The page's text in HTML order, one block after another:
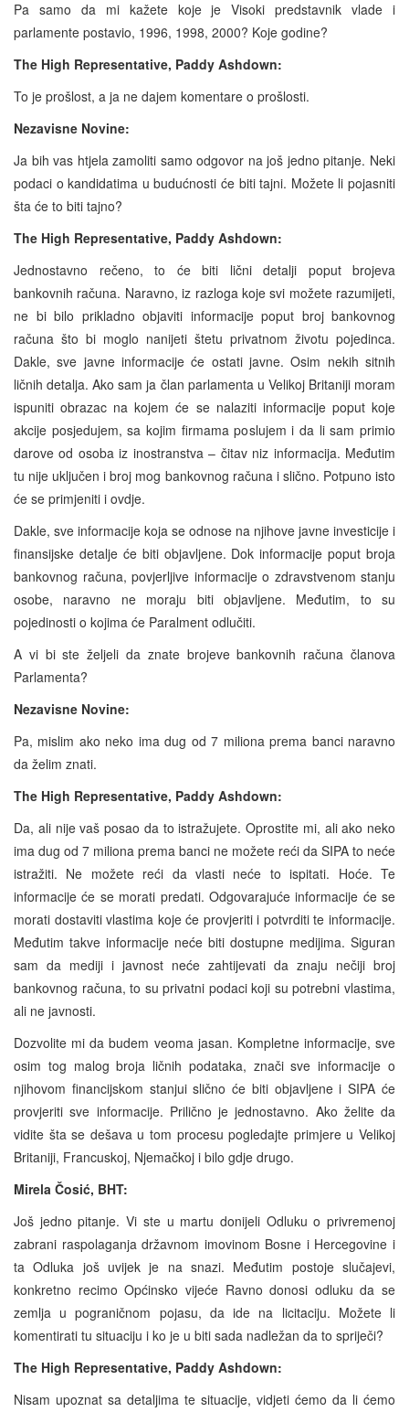
Pa samo da mi kažete koje je Visoki predstavnik vlade i
parlamente postavio, 1996, 1998, 2000? Koje godine?
The High Representative, Paddy Ashdown:
To je prošlost, a ja ne dajem komentare o prošlosti.
Nezavisne Novine:
Ja bih vas htjela zamoliti samo odgovor na još jedno pitanje. Neki
podaci o kandidatima u budućnosti će biti tajni. Možete li pojasniti
šta će to biti tajno?
The High Representative, Paddy Ashdown:
Jednostavno rečeno, to će biti lični detalji poput brojeva
bankovnih računa. Naravno, iz razloga koje svi možete razumijeti,
ne bi bilo prikladno objaviti informacije poput broj bankovnog
računa što bi moglo nanijeti štetu privatnom životu pojedinca.
Dakle, sve javne informacije će ostati javne. Osim nekih sitnih
ličnih detalja. Ako sam ja član parlamenta u Velikoj Britaniji moram
ispuniti obrazac na kojem će se nalaziti informacije poput koje
akcije posjedujem, sa kojim firmama poslujem i da li sam primio
darove od osoba iz inostranstva – čitav niz informacija. Međutim
tu nije uključen i broj mog bankovnog računa i slično. Potpuno isto
će se primjeniti i ovdje.
Dakle, sve informacije koja se odnose na njihove javne investicije i
finansijske detalje će biti objavljene. Dok informacije poput broja
bankovnog računa, povjerljive informacije o zdravstvenom stanju
osobe, naravno ne moraju biti objavljene. Međutim, to su
pojedinosti o kojima će Paralment odlučiti.
A vi bi ste željeli da znate brojeve bankovnih računa članova
Parlamenta?
Nezavisne Novine:
Pa, mislim ako neko ima dug od 7 miliona prema banci naravno
da želim znati.
The High Representative, Paddy Ashdown:
Da, ali nije vaš posao da to istražujete. Oprostite mi, ali ako neko
ima dug od 7 miliona prema banci ne možete reći da SIPA to neće
istražiti. Ne možete reći da vlasti neće to ispitati. Hoće. Te
informacije će se morati predati. Odgovarajuće informacije će se
morati dostaviti vlastima koje će provjeriti i potvrditi te informacije.
Međutim takve informacije neće biti dostupne medijima. Siguran
sam da mediji i javnost neće zahtijevati da znaju nečiji broj
bankovnog računa, to su privatni podaci koji su potrebni vlastima,
ali ne javnosti.
Dozvolite mi da budem veoma jasan. Kompletne informacije, sve
osim tog malog broja ličnih podataka, znači sve informacije o
njihovom financijskom stanjui slično će biti objavljene i SIPA će
provjeriti sve informacije. Prilično je jednostavno. Ako želite da
vidite šta se dešava u tom procesu pogledajte primjere u Velikoj
Britaniji, Francuskoj, Njemačkoj i bilo gdje drugo.
Mirela Čosić, BHT:
Još jedno pitanje. Vi ste u martu donijeli Odluku o privremenoj
zabrani raspolaganja državnom imovinom Bosne i Hercegovine i
ta Odluka još uvijek je na snazi. Međutim postoje slučajevi,
konkretno recimo Općinsko vijeće Ravno donosi odluku da se
zemlja u pograničnom pojasu, da ide na licitaciju. Možete li
komentirati tu situaciju i ko je u biti sada nadležan da to spriječi?
The High Representative, Paddy Ashdown:
Nisam upoznat sa detaljima te situacije, vidjeti ćemo da li ćemo